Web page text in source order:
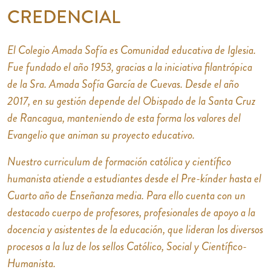
CREDENCIAL
El Colegio Amada Sofía es Comunidad educativa de Iglesia.
Fue fundado el año 1953, gracias a la iniciativa filantrópica
de la Sra. Amada Sofía García de Cuevas. Desde el año
2017, en su gestión depende del Obispado de la Santa Cruz
de Rancagua, manteniendo de esta forma los valores del
Evangelio que animan su proyecto educativo.
Nuestro curriculum de formación católica y científico
humanista atiende a estudiantes desde el Pre-kínder hasta el
Cuarto año de Enseñanza media. Para ello cuenta con un
destacado cuerpo de profesores, profesionales de apoyo a la
docencia y asistentes de la educación, que lideran los diversos
procesos a la luz de los sellos Católico, Social y Científico-
Humanista.